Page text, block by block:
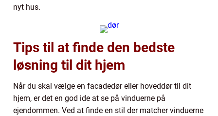
nyt hus.
Tips til at finde den bedste
løsning til dit hjem
Når du skal vælge en facadedør eller hoveddør til dit
hjem, er det en god ide at se på vinduerne på
ejendommen. Ved at finde en stil der matcher vinduerne